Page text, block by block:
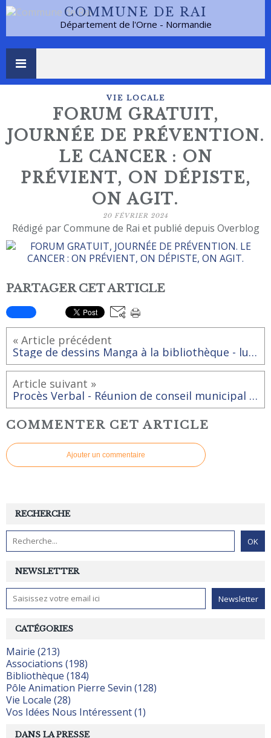
COMMUNE DE RAI
Département de l'Orne - Normandie
VIE LOCALE
FORUM GRATUIT,
JOURNÉE DE PRÉVENTION.
LE CANCER : ON
PRÉVIENT, ON DÉPISTE,
ON AGIT.
20 FÉVRIER 2024
Rédigé par Commune de Rai et publié depuis Overblog
PARTAGER CET ARTICLE
« Article précédent
Stage de dessins Manga à la bibliothèque - ludothèque
Article suivant »
Procès Verbal - Réunion de conseil municipal 23 janvier 2024
COMMENTER CET ARTICLE
Ajouter un commentaire
NEWSLETTER
RECHERCHE
CATÉGORIES
Mairie (213)
Associations (198)
Bibliothèque (184)
Pôle Animation Pierre Sevin (128)
Vie Locale (28)
Vos Idées Nous Intéressent (1)
DANS LA PRESSE